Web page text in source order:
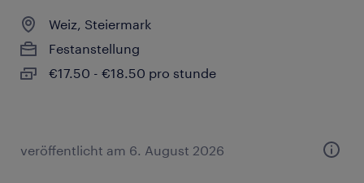
Weiz, Steiermark
Festanstellung
€17.50 - €18.50 pro stunde
veröffentlicht am 6. August 2026